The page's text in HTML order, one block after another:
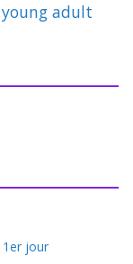
young adult
1er jour